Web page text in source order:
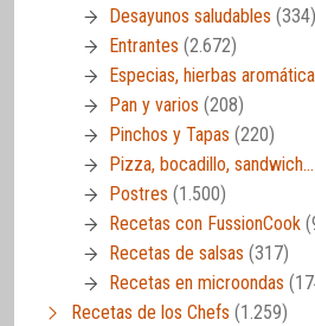
Desayunos saludables (334)
Entrantes (2.672)
Especias, hierbas
Pan y varios (208)
Pinchos y Tapas (220)
Pizza, bocadillo, sandwich…
Postres (1.500)
Recetas con FussionCook
Recetas de salsas (317)
Recetas en microondas
Recetas de los Chefs (1.259)